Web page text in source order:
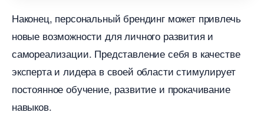
Наконец, персональный брендинг может привлечь
новые возможности для личного развития и
самореализации. Представление себя в качестве
эксперта и лидера в своей области стимулирует
постоянное обучение, развитие и прокачивание
навыков.